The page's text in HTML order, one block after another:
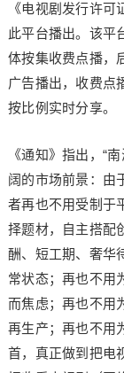
《电视剧发行许
此平台播出。该平
体按集收费点播，
广告播出，收费点
按比例实时分享。
《通知》指出，“
阔的市场前景：由
者再也不用受制于
择题材，自主搭配
酬、短工期、奢华
常状态；再也不用
而焦虑；再也不用
再生产；再也不用
首，真正做到把电